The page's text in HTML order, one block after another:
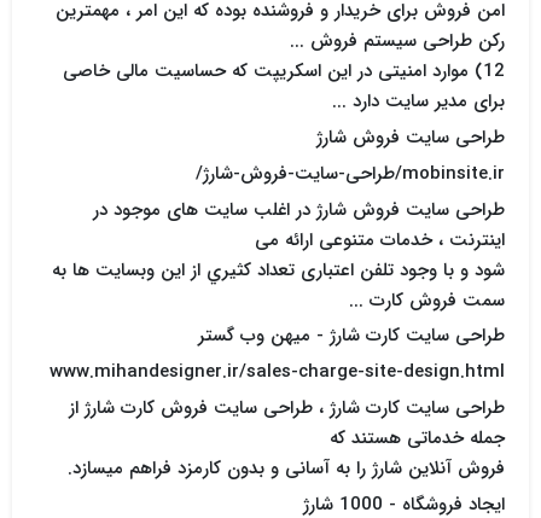
امن فروش برای خریدار و فروشنده بوده که این امر ، مهمترین
رکن طراحی سیستم فروش ...
12) موارد امنیتی در این اسکریپت که حساسیت مالی خاصی
برای مدیر سایت دارد ...
طراحی سایت فروش شارژ
mobinsite.ir/طراحی-سایت-فروش-شارژ/
طراحی سایت فروش شارژ در اغلب سایت های موجود در
اینترنت ، خدمات متنوعی ارائه می
شود و با وجود تلفن اعتباری تعداد كثيري از این وبسایت ها به
سمت فروش کارت ...
طراحی سایت کارت شارژ - میهن وب گستر
www.mihandesigner.ir/sales-charge-site-design.html
طراحی سایت کارت شارژ ، طراحی سایت فروش کارت شارژ از
جمله خدماتی هستند که
فروش آنلاین شارژ را به آسانی و بدون کارمزد فراهم میسازد.
ایجاد فروشگاه - 1000 شارژ